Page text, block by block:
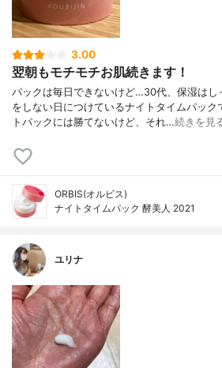
3.00
翌朝もモチモチお肌続きます！
パックは毎日できないけど…30代、保湿はし
をしない日につけているナイトタイムパック
トパックには勝てないけど、それ…続きを見
ORBIS(オルビス)
ナイトタイムパック 酵美人 2021
ユリナ